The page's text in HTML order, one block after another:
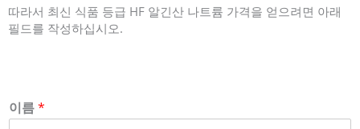
따라서 최신 식품 등급 HF 알긴산 나트륨 가격을 얻으려면 아래
필드를 작성하십시오.
이름*